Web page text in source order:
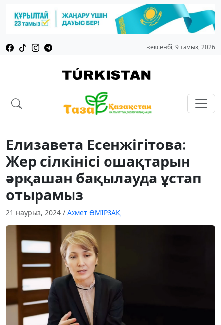
жексенбі, 9 тамыз, 2026
Елизавета Есенжігітова:
Жер сілкінісі ошақтарын
әрқашан бақылауда ұстап
отырамыз
21 наурыз, 2024 / Ахмет ӨМІРЗАҚ